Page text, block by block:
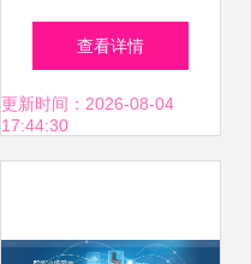
SinoServices 赋能
智慧物流的系统集
查看详情
更新时间：2026-08-04
17:44:30